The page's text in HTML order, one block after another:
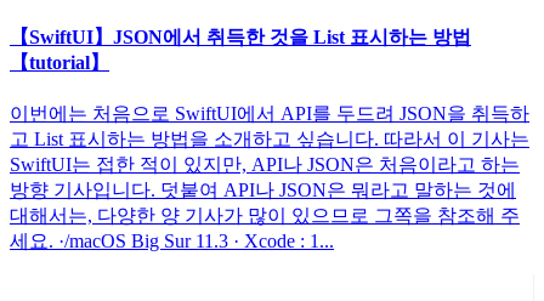
【SwiftUI】JSON에서 취득한 것을 List 표시하는 방법
【tutorial】
이번에는 처음으로 SwiftUI에서 API를 두드려 JSON을 취득하
고 List 표시하는 방법을 소개하고 싶습니다. 따라서 이 기사는
SwiftUI는 접한 적이 있지만, API나 JSON은 처음이라고 하는
방향 기사입니다. 덧붙여 API나 JSON은 뭐라고 말하는 것에
대해서는, 다양한 양 기사가 많이 있으므로 그쪽을 참조해 주
세요. ·/macOS Big Sur 11.3 · Xcode : 1...